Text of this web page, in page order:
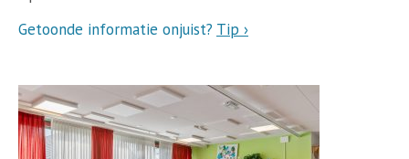
Getoonde informatie onjuist? Tip ›